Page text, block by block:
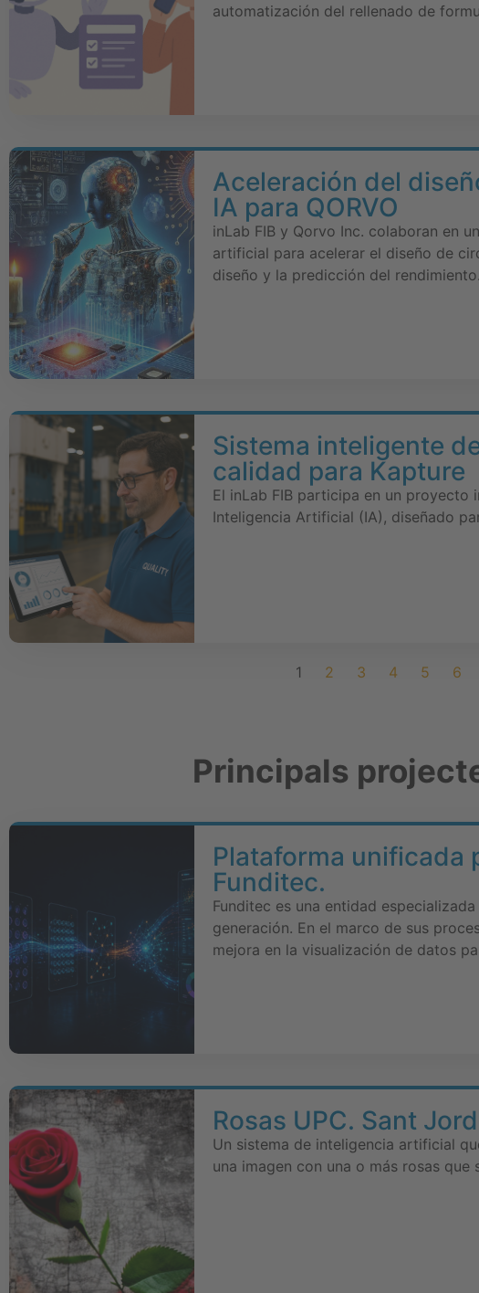
automatización del rellenado de
Aceleración del
IA para QORVO
inLab FIB y Qorvo Inc. colaboran en
artificial para acelerar el diseño de
diseño y la predicción del rendimiento.
Sistema inteligente
calidad para Kapture
El inLab FIB participa en un
Inteligencia Artificial (IA), diseñado
1 2 3 4 5 6
Principals
Plataforma unificada
Funditec.
Funditec es una entidad
generación. En el marco de sus
mejora en la visualización de datos
Rosas UPC. Sant
Un sistema de inteligencia artificial
una imagen con una o más rosas